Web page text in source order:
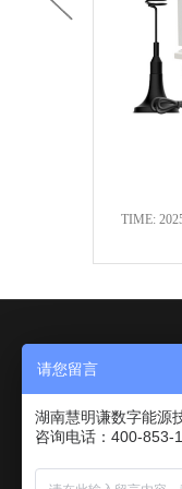
TIME:
公
成
企
请您留言
湖南慧明谦数字能源
咨询电话：400-853-